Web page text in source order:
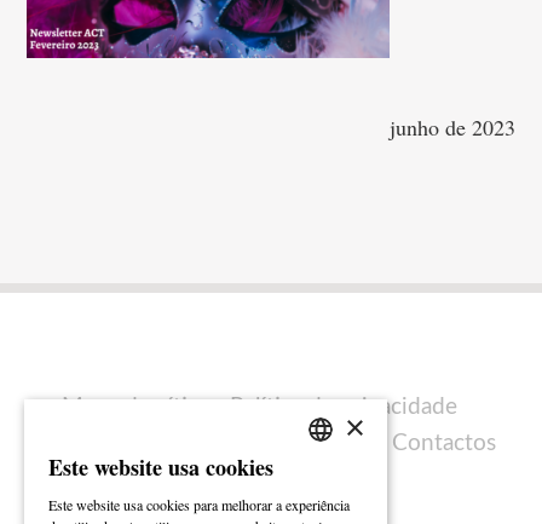
junho de 2023
Mapa do sítio
Política de privacidade
Ficha técnica Contactos
ENGLISH
×
Este website usa cookies
Este website usa cookies para melhorar a experiência